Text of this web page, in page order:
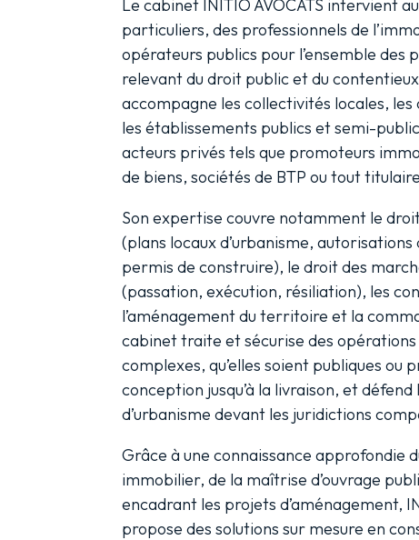
Le cabinet INITIO AVOCATS intervient
particuliers, des professionnels de
opérateurs publics pour l’ensemble des
relevant du droit public et du
accompagne les collectivités locales,
les établissements publics et semi-
acteurs privés tels que promoteurs
de biens, sociétés de BTP ou tout
Son expertise couvre notamment le
(plans locaux d’urbanisme, autorisations
permis de construire), le droit des
(passation, exécution, résiliation), les
l’aménagement du territoire et la
cabinet traite et sécurise des
complexes, qu’elles soient publiques ou
conception jusqu’à la livraison, et
d’urbanisme devant les juridictions
Grâce à une connaissance approfondie
immobilier, de la maîtrise d’ouvrage
encadrant les projets d’aménagement,
propose des solutions sur mesure en